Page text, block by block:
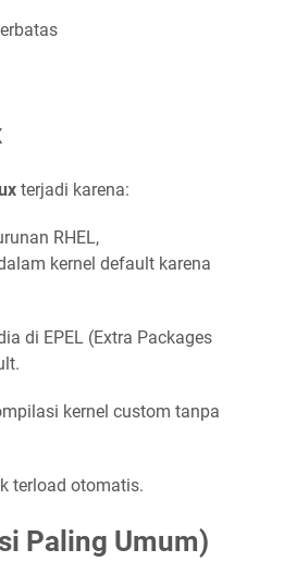
terjadi karena:
RHEL,
kernel default karena
di EPEL (Extra Packages
kernel custom tanpa
terload otomatis.
Paling Umum)